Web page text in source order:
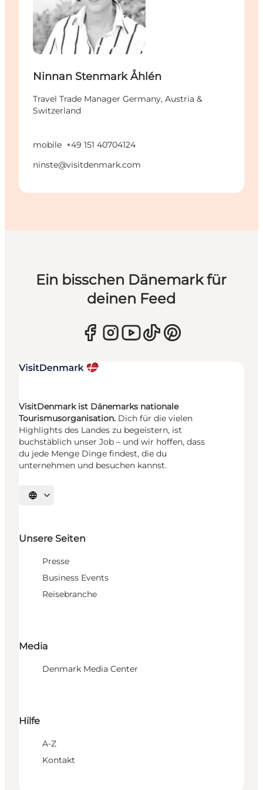
Ninnan Stenmark Åhlén
Travel Trade Manager Germany, Austria &
Switzerland
mobile +49 151 40704124
ninste@visitdenmark.com
Ein bisschen Dänemark für
deinen Feed
VisitDenmark ist Dänemarks nationale
Tourismusorganisation. Dich für die vielen
Highlights des Landes zu begeistern, ist
buchstäblich unser Job – und wir hoffen, dass
du jede Menge Dinge findest, die du
unternehmen und besuchen kannst.
Sprache auswählen
Unsere Seiten
Presse
Business Events
Reisebranche
Media
Denmark Media Center
Hilfe
A-Z
Kontakt